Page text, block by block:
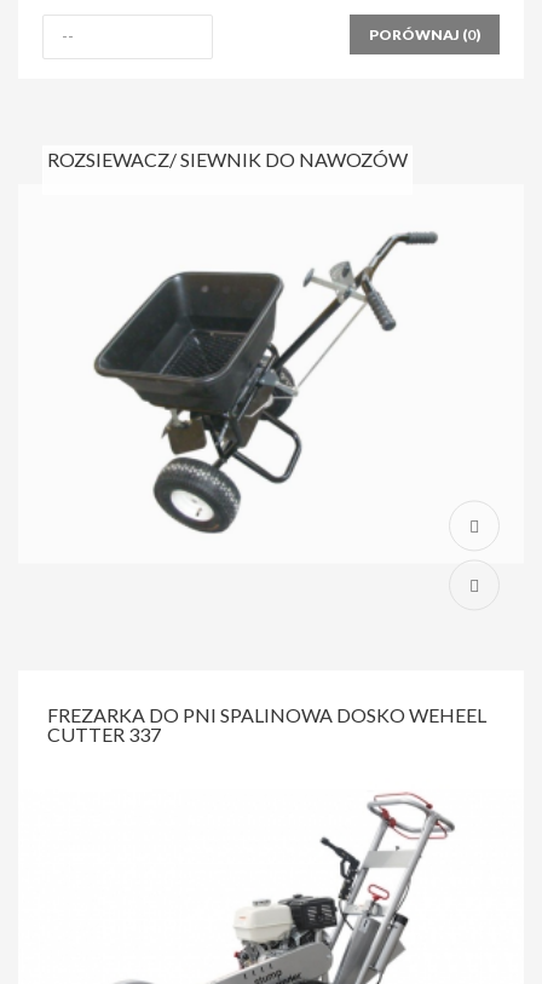
PORÓWNAJ (0)
ROZSIEWACZ/ SIEWNIK DO NAWOZÓW
FREZARKA DO PNI SPALINOWA DOSKO WEHEEL
CUTTER 337